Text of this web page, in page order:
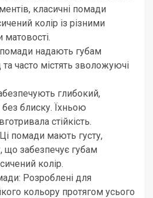
класичні помади
колір із різними
матовості.
надають губам
часто містять зволожуючі
глибокий,
блиску. Їхньою
стійкість.
помади мають густу,
що забезпечує губам
колір.
Розроблені для
кольору протягом усього